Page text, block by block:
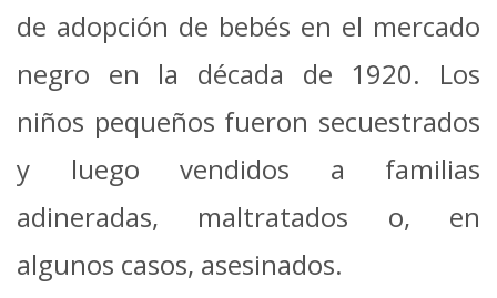
de adopción de bebés en el mercado
negro en la década de 1920. Los
niños pequeños fueron secuestrados
y luego vendidos a familias
adineradas, maltratados o, en
algunos casos, asesinados.